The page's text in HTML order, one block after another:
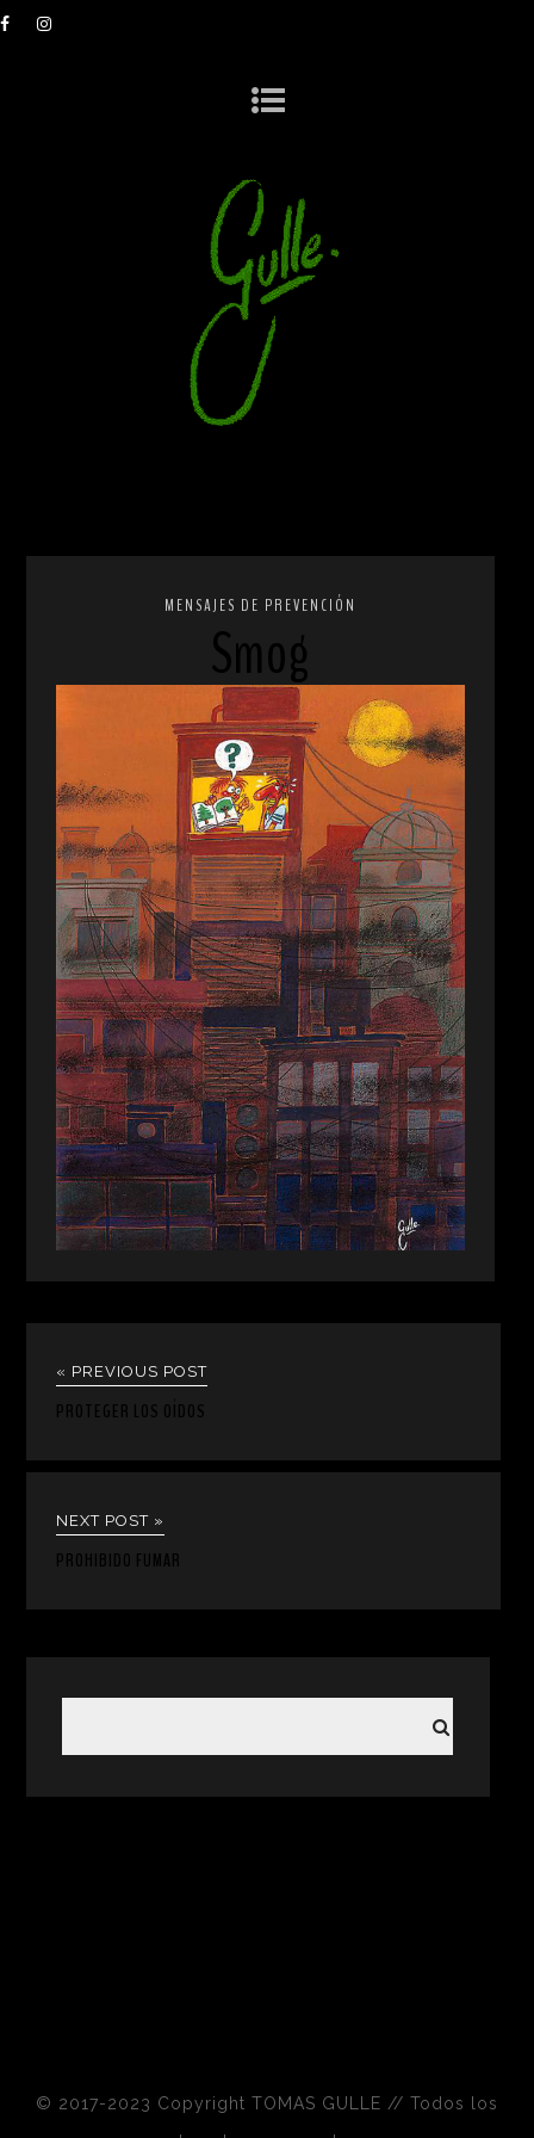
MENSAJES DE PREVENCIÓN
Smog
« PREVIOUS POST
PROTEGER LOS OÍDOS
NEXT POST »
PROHIBIDO FUMAR
© 2017-2023 Copyright TOMAS GULLE // Todos los